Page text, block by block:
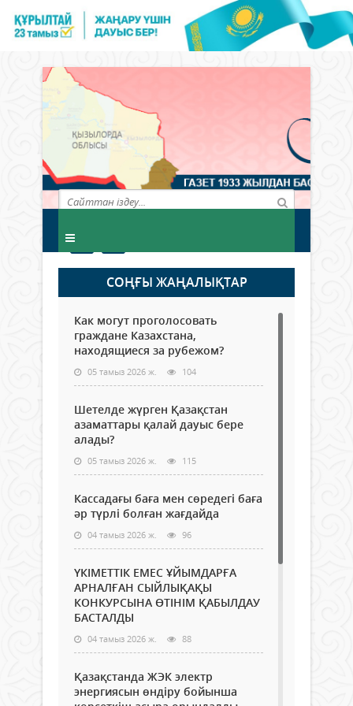
СОҢҒЫ ЖАҢАЛЫҚТАР
Как могут проголосовать
граждане Казахстана,
находящиеся за рубежом?
05 тамыз 2026 ж. 104
Шетелде жүрген Қазақстан
азаматтары қалай дауыс бере
алады?
05 тамыз 2026 ж. 115
Кассадағы баға мен сөредегі баға
әр түрлі болған жағдайда
04 тамыз 2026 ж. 96
ҮКІМЕТТІК ЕМЕС ҰЙЫМДАРҒА
АРНАЛҒАН СЫЙЛЫҚАҚЫ
КОНКУРСЫНА ӨТІНІМ ҚАБЫЛДАУ
БАСТАЛДЫ
04 тамыз 2026 ж. 88
Қазақстанда ЖЭК электр
энергиясын өндіру бойынша